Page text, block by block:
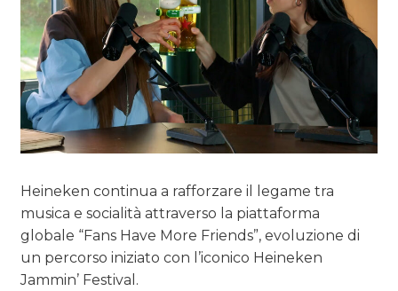
Heineken continua a rafforzare il legame tra
musica e socialità attraverso la piattaforma
globale “Fans Have More Friends”, evoluzione di
un percorso iniziato con l’iconico Heineken
Jammin’ Festival.